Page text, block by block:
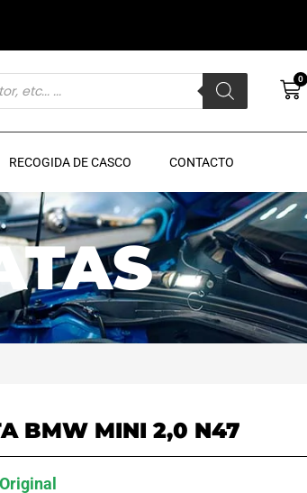
0
RECOGIDA DE CASCO CONTACTO
BMW MINI 2,0 N47
Original